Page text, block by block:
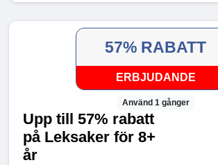
57% RABATT
ERBJUDANDE
Använd 1 gånger
Upp till 57% rabatt
på Leksaker för 8+
år